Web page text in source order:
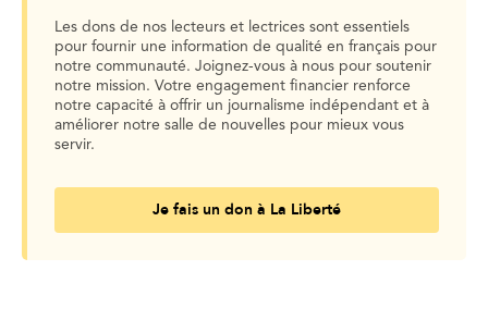
Les dons de nos lecteurs et lectrices sont essentiels
pour fournir une information de qualité en français pour
notre communauté. Joignez-vous à nous pour soutenir
notre mission. Votre engagement financier renforce
notre capacité à offrir un journalisme indépendant et à
améliorer notre salle de nouvelles pour mieux vous
servir.
Je fais un don à La Liberté